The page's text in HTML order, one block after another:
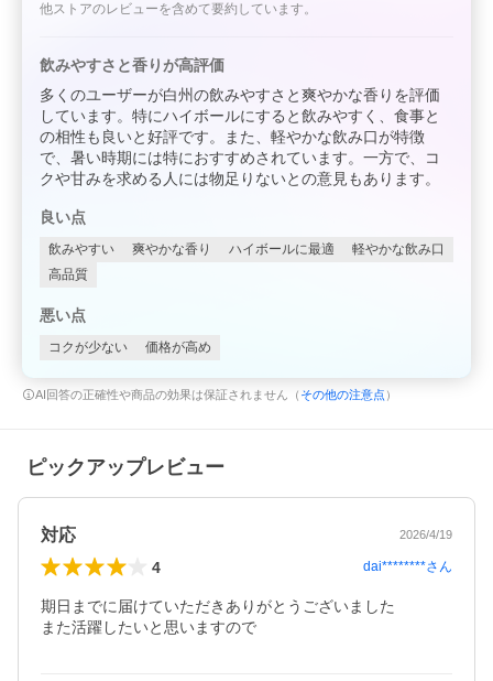
他ストアのレビューを含めて要約しています。
飲みやすさと香りが高評価
多くのユーザーが白州の飲みやすさと爽やかな香りを評価
しています。特にハイボールにすると飲みやすく、食事と
の相性も良いと好評です。また、軽やかな飲み口が特徴
で、暑い時期には特におすすめされています。一方で、コ
クや甘みを求める人には物足りないとの意見もあります。
良い点
飲みやすい 爽やかな香り ハイボールに最適
軽やかな飲み口
高品質
悪い点
コクが少ない 価格が高め
AI回答の正確性や商品の効果は保証されません（ その他の注意点 ）
ピックアップレビュー
対応 2026/4/19
4 dai********さん
期日までに届けていただきありがとうございました
また活躍したいと思いますので